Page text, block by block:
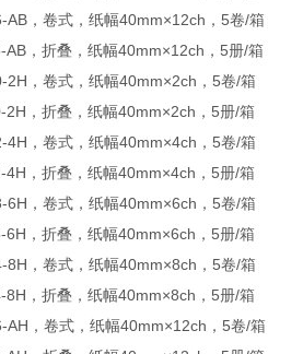
AB，卷式，纸幅40mm×12ch，5卷/箱
，折叠，纸幅40mm×12ch，5册/箱
2H，卷式，纸幅40mm×2ch，5卷/箱
2H，折叠，纸幅40mm×2ch，5册/箱
4H，卷式，纸幅40mm×4ch，5卷/箱
4H，折叠，纸幅40mm×4ch，5册/箱
6H，卷式，纸幅40mm×6ch，5卷/箱
6H，折叠，纸幅40mm×6ch，5册/箱
8H，卷式，纸幅40mm×8ch，5卷/箱
8H，折叠，纸幅40mm×8ch，5册/箱
AH，卷式，纸幅40mm×12ch，5卷/箱